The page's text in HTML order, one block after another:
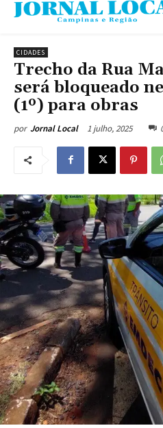
CIDADES
Trecho da Rua
será bloqueado
(1º) para obras
por Jornal Local 1 julho, 2025